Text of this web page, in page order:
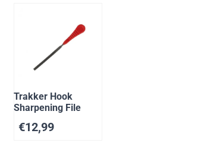
Trakker Hook
Sharpening File
€12,99